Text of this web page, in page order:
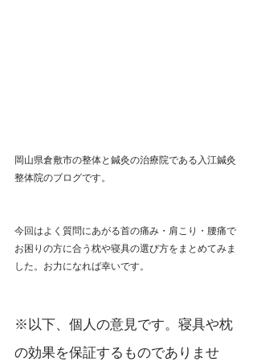
岡山県倉敷市の整体と鍼灸の治療院である入江鍼灸
整体院のブログです。
今回はよく質問にあがる首の痛み・肩こり・腰痛で
お困りの方に合う枕や寝具の選び方をまとめてみま
した。お力になれば幸いです。
※以下、個人の意見です。寝具や枕
の効果を保証するものでありませ